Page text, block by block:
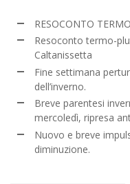
RESOCONTO
Resoconto termo-
Caltanissetta
Fine settimana
dell’inverno.
Breve parentesi
mercoledì, ripresa
Nuovo e breve
diminuzione.